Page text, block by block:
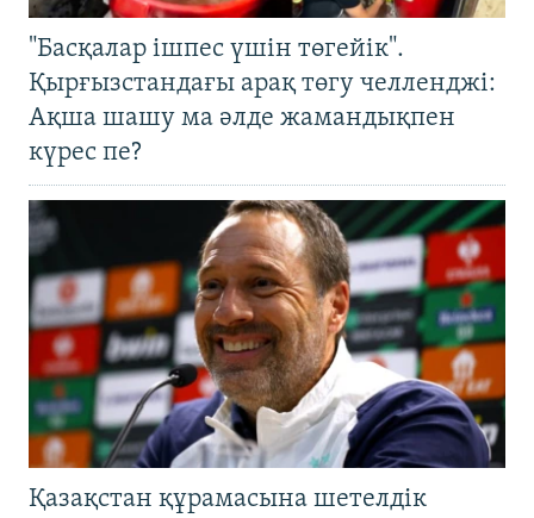
"Басқалар ішпес үшін төгейік".
Қырғызстандағы арақ төгу челленджі:
Ақша шашу ма әлде жамандықпен
күрес пе?
Қазақстан құрамасына шетелдік